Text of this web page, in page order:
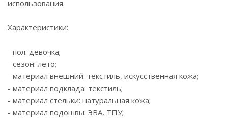
использования.
Характеристики:
- пол: девочка;
- сезон: лето;
- материал внешний: текстиль, искусственная кожа;
- материал подклада: текстиль;
- материал стельки: натуральная кожа;
- материал подошвы: ЭВА, ТПУ;